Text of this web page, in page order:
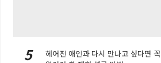
5
헤어진 애인과 다시 만나고 싶다면 꼭